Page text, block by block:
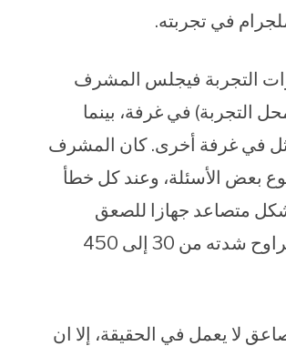
في تجربته.
التجربة فيجلس المشرف
التجربة) في غرفة، بينما
في غرفة أخرى. كان المشرف
بعض الأسئلة، وعند كل خطأ
متصاعد جهازا للصعق
الكهربائي تتراوح شدته من 30 إلى 450
لا يعمل في الحقيقة، إلا ان